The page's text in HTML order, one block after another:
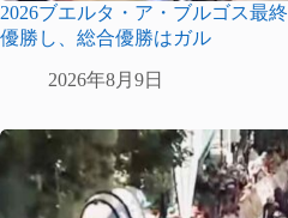
2026ブエルタ・ア・ブルゴス最
優勝し、総合優勝はガル
2026年8月9日